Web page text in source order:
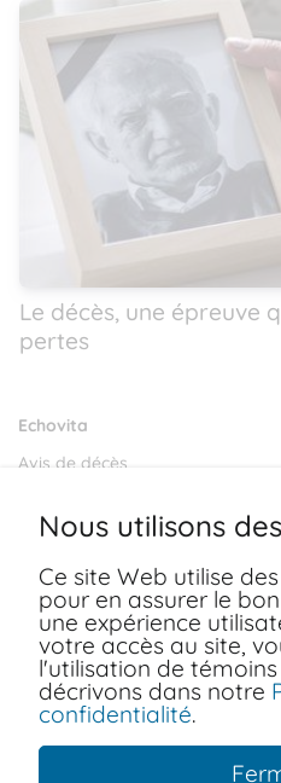
Le décès, une épreuve
pertes
Echovita
Avis de décès
Envoyer des fleurs
Ressources
FAQ
Nous joindre
Nous utilisons
Ce site Web utilise
pour en assurer le
une expérience
votre accès au site,
l'utilisation de
décrivons dans notre
confidentialité.